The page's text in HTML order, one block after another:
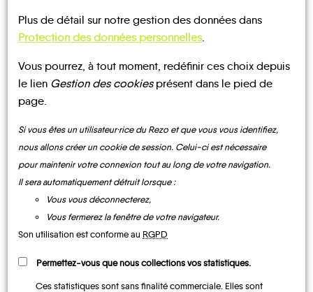
Le Blog
L'AUTOSTOP
au quotidien
DÉCOUVRIR
Plus de détail sur notre gestion des données dans
Protection des données personnelles.
Vous pourrez, à tout moment, redéfinir ces choix depuis
le lien Gestion des cookiesprésent dans le pied de
page.
Si vous êtes un utilisateur·rice du Rezo et que vous vous identifiez,
nous allons créer un cookie de session. Celui-ci est nécessaire
pour maintenir votre connexion tout au long de votre navigation.
Il sera automatiquement détruit lorsque :
Vous vous déconnecterez,
Vous fermerez la fenêtre de votre navigateur.
Son utilisation est conforme au RGPD
Permettez-vous que nous collections vos statistiques.
Ces statistiques sont sans finalité commerciale. Elles sont